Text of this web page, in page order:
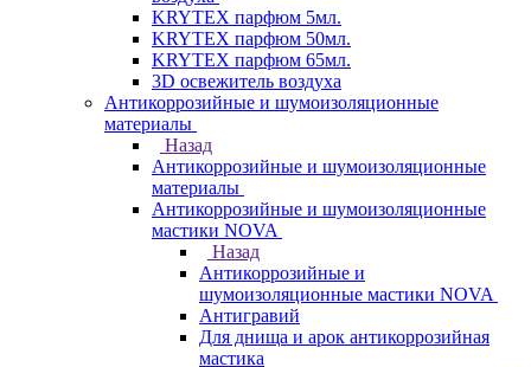
KRYTEX парфюм 5мл.
KRYTEX парфюм 50мл.
KRYTEX парфюм 65мл.
3D освежитель воздуха
Антикоррозийные и шумоизоляционные
материалы
Назад
Антикоррозийные и шумоизоляционные
материалы
Антикоррозийные и шумоизоляционные
мастики NOVA
Назад
Антикоррозийные и
шумоизоляционные мастики NOVA
Антигравий
Для днища и арок антикоррозийная
мастика